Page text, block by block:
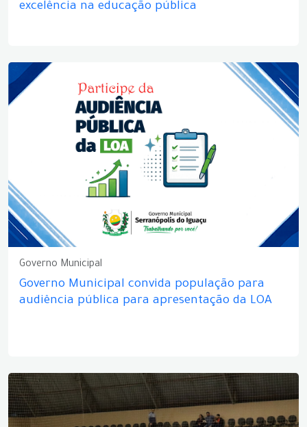
excelência na educação pública
Governo Municipal
Governo Municipal convida população para
audiência pública para apresentação da LOA